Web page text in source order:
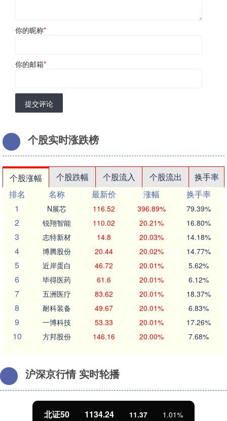
你的昵称*
你的邮箱*
提交评论
个股实时涨跌榜
个股涨幅 个股跌幅 个股流入 个股流出
换手率
排名
名称 最新价 涨幅
换手率
1
N展芯 116.52 396.89% 79.39%
2 锐翔智能 110.02 20.21% 16.80%
3 志特新材 14.8 20.03% 14.18%
4 博腾股份 20.44 20.02% 14.77%
5 近岸蛋白 46.72 20.01% 5.62%
6 毕得医药 61.6 20.01% 6.12%
7 五洲医疗 83.62 20.01% 18.37%
8 耐科装备 49.67 20.01% 6.83%
9 一博科技 53.33 20.01% 17.26%
10 方邦股份 146.16 20.00% 7.68%
沪深京行情 实时轮播
北证50 1134.24 11.37 1.01%